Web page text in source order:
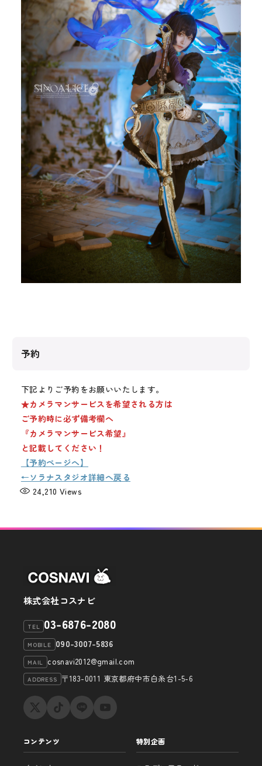
予約
下記よりご予約をお願いいたします。
★カメラマンサービスを希望される方は
ご予約時に必ず備考欄へ
『カメラマンサービス希望』
と記載してください！
【予約ページへ】
←ソラナスタジオ詳細へ戻る
24,210 Views
株式会社コスナビ
TEL 03-6876-2080
MOBILE 090-3007-5836
MAIL cosnavi2012@gmail.com
ADDRESS 〒183-0011 東京都府中市白糸台1-5-6
コンテンツ 特別企画